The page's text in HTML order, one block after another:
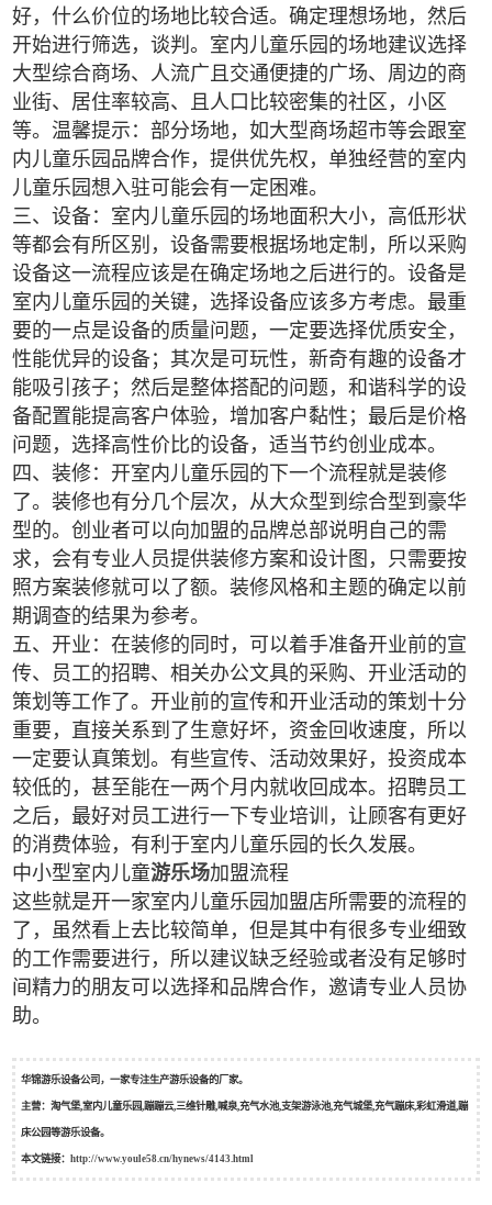
好，什么价位的场地比较合适。确定理想场地，然后
开始进行筛选，谈判。室内儿童乐园的场地建议选择
大型综合商场、人流广且交通便捷的广场、周边的商
业街、居住率较高、且人口比较密集的社区，小区
等。温馨提示：部分场地，如大型商场超市等会跟室
内儿童乐园品牌合作，提供优先权，单独经营的室内
儿童乐园想入驻可能会有一定困难。
三、设备：室内儿童乐园的场地面积大小，高低形状
等都会有所区别，设备需要根据场地定制，所以采购
设备这一流程应该是在确定场地之后进行的。设备是
室内儿童乐园的关键，选择设备应该多方考虑。最重
要的一点是设备的质量问题，一定要选择优质安全，
性能优异的设备；其次是可玩性，新奇有趣的设备才
能吸引孩子；然后是整体搭配的问题，和谐科学的设
备配置能提高客户体验，增加客户黏性；最后是价格
问题，选择高性价比的设备，适当节约创业成本。
四、装修：开室内儿童乐园的下一个流程就是装修
了。装修也有分几个层次，从大众型到综合型到豪华
型的。创业者可以向加盟的品牌总部说明自己的需
求，会有专业人员提供装修方案和设计图，只需要按
照方案装修就可以了额。装修风格和主题的确定以前
期调查的结果为参考。
五、开业：在装修的同时，可以着手准备开业前的宣
传、员工的招聘、相关办公文具的采购、开业活动的
策划等工作了。开业前的宣传和开业活动的策划十分
重要，直接关系到了生意好坏，资金回收速度，所以
一定要认真策划。有些宣传、活动效果好，投资成本
较低的，甚至能在一两个月内就收回成本。招聘员工
之后，最好对员工进行一下专业培训，让顾客有更好
的消费体验，有利于室内儿童乐园的长久发展。
中小型室内儿童游乐场加盟流程
这些就是开一家室内儿童乐园加盟店所需要的流程的
了，虽然看上去比较简单，但是其中有很多专业细致
的工作需要进行，所以建议缺乏经验或者没有足够时
间精力的朋友可以选择和品牌合作，邀请专业人员协
助。
华锦游乐设备公司，一家专注生产游乐设备的厂家。
主营：淘气堡,室内儿童乐园,蹦蹦云,三维针雕,喊泉,充气水池,支架游泳池,充气城堡,充气蹦床,彩虹滑道,蹦
床公园等游乐设备。
本文链接：http://www.youle58.cn/hynews/4143.html